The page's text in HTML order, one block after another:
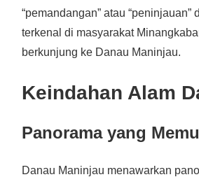
“pemandangan” atau
terkenal di masyarakat
berkunjung ke Danau Maninjau.
Keindahan Alam
Panorama yang
Danau Maninjau menawarkan